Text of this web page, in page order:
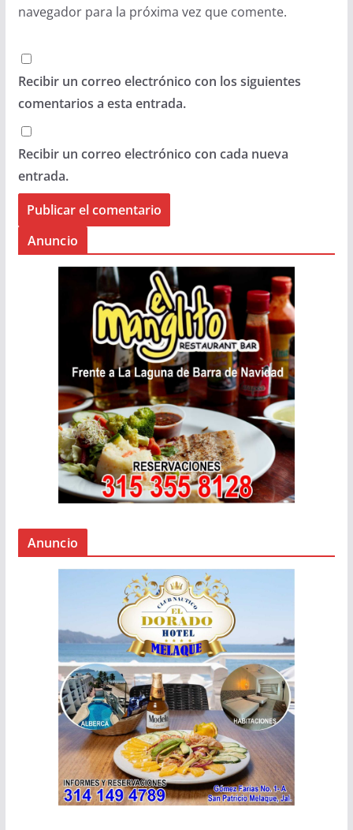
navegador para la próxima vez que comente.
Recibir un correo electrónico con los siguientes
comentarios a esta entrada.
Recibir un correo electrónico con cada nueva
entrada.
Anuncio
Anuncio